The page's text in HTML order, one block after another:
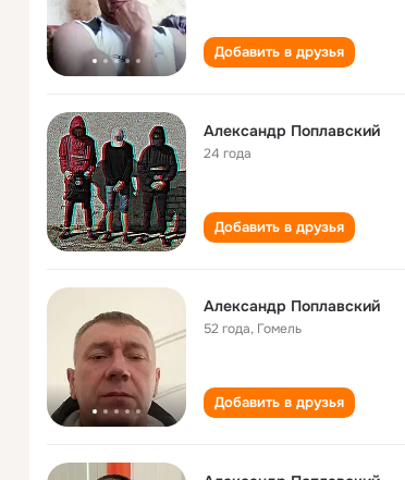
Добавить в друзья
Александр Поплавский
24 года
Добавить в друзья
Александр Поплавский
52 года, Гомель
Добавить в друзья